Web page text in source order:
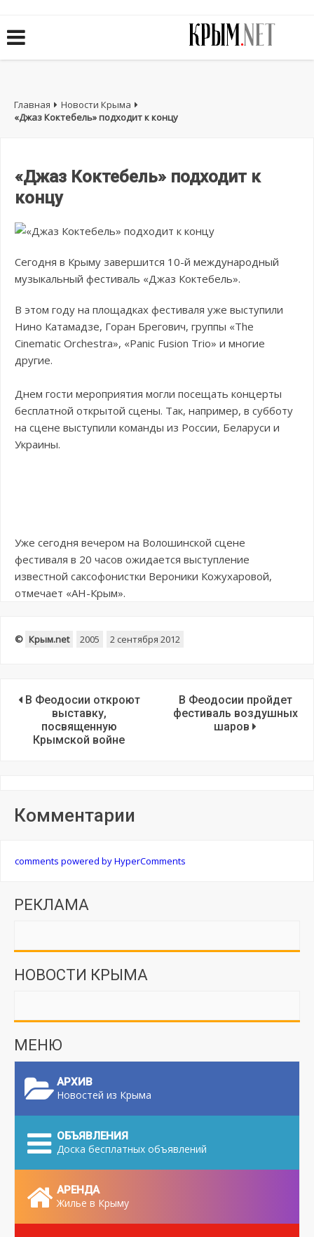
Главная
Новости Крыма
«Джаз Коктебель» подходит к концу
«Джаз Коктебель» подходит к
концу
Сегодня в Крыму завершится 10-й международный
музыкальный фестиваль «Джаз Коктебель».
В этом году на площадках фестиваля уже выступили
Нино Катамадзе, Горан Брегович, группы «The
Cinematic Orchestra», «Panic Fusion Trio» и многие
другие.
Днем гости мероприятия могли посещать концерты
бесплатной открытой сцены. Так, например, в субботу
на сцене выступили команды из России, Беларуси и
Украины.
Уже сегодня вечером на Волошинской сцене
фестиваля в 20 часов ожидается выступление
известной саксофонистки Вероники Кожухаровой,
отмечает «АН-Крым».
© Крым.net 2005 2 сентября 2012
В Феодосии откроют
выставку,
посвященную
Крымской войне
В Феодосии пройдет
фестиваль воздушных
шаров
Комментарии
comments powered by HyperComments
РЕКЛАМА
НОВОСТИ КРЫМА
МЕНЮ
АРХИВ
Новостей из Крыма
ОБЪЯВЛЕНИЯ
Доска бесплатных объявлений
АРЕНДА
Жилье в Крыму